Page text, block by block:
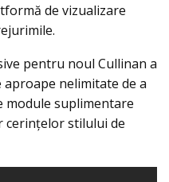
de vizualizare
pentru noul Cullinan a
nelimitate de a
module suplimentare
cerințelor stilului de